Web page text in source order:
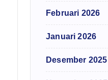
Februari 2026
Januari 2026
Desember 2025